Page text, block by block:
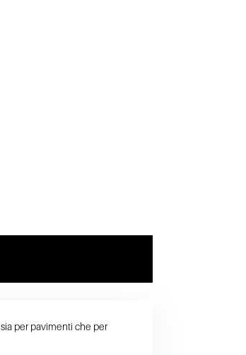
per pavimenti che per